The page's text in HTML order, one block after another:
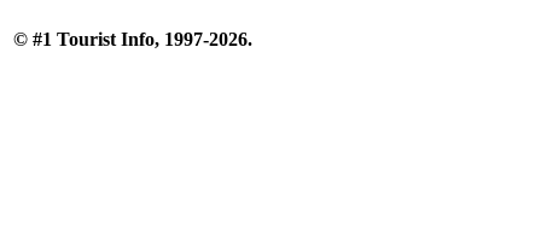
© #1 Tourist Info, 1997-2026.